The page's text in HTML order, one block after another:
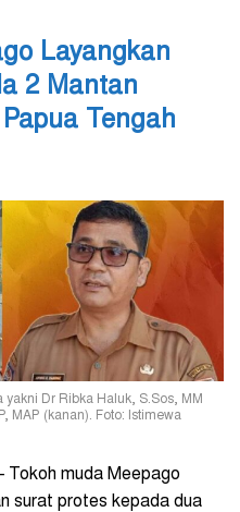
Layangkan
2 Mantan
Tengah
Dr Ribka Haluk, S.Sos, MM
MAP (kanan). Foto: Istimewa
muda Meepago
surat protes kepada dua